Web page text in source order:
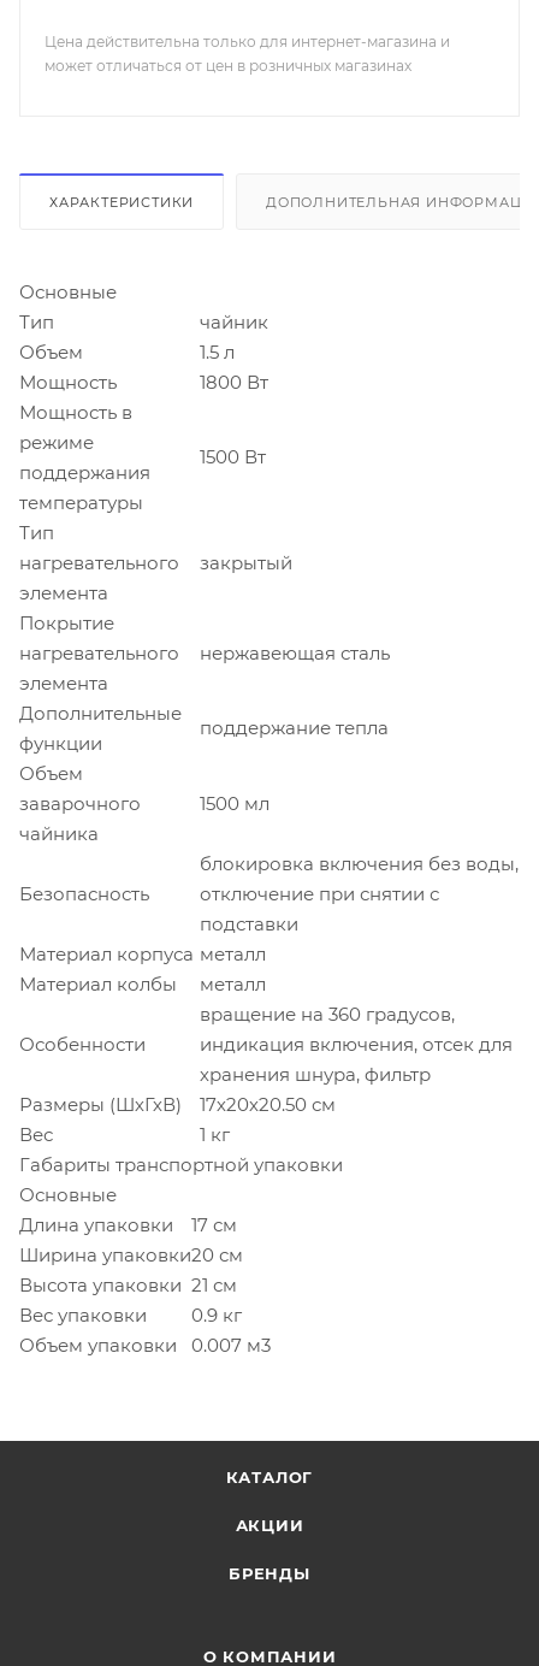
Цена действительна только для интернет-магазина и
может отличаться от цен в розничных магазинах
ХАРАКТЕРИСТИКИ ДОПОЛНИТЕЛЬНАЯ
Основные
Тип
чайник
Объем
1.5 л
Мощность
1800 Вт
Мощность в
режиме
поддержания
температуры
1500 Вт
Тип
нагревательного
элемента
закрытый
Покрытие
нагревательного
элемента
нержавеющая сталь
Дополнительные
функции
поддержание тепла
Объем
заварочного
чайника
1500 мл
Безопасность
блокировка включения без воды,
отключение при снятии с
подставки
Материал корпуса металл
Материал колбы
металл
Особенности
вращение на 360 градусов,
индикация включения, отсек для
хранения шнура, фильтр
Размеры (ШхГхВ)
17х20х20.50 см
Вес
1 кг
Габариты транспортной упаковки
Основные
Длина упаковки
17 см
Ширина упаковки20 см
Высота упаковки 21 см
Вес упаковки
0.9 кг
Объем упаковки
0.007 м3
КАТАЛОГ
АКЦИИ
БРЕНДЫ
О КОМПАНИИ